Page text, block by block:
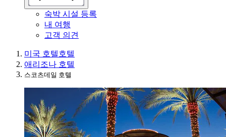
숙박 시설 등록
내 여행
고객 의견
미국 호텔호텔
애리조나 호텔
스코츠데일 호텔